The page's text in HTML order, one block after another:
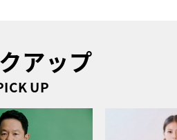
アップ
UP